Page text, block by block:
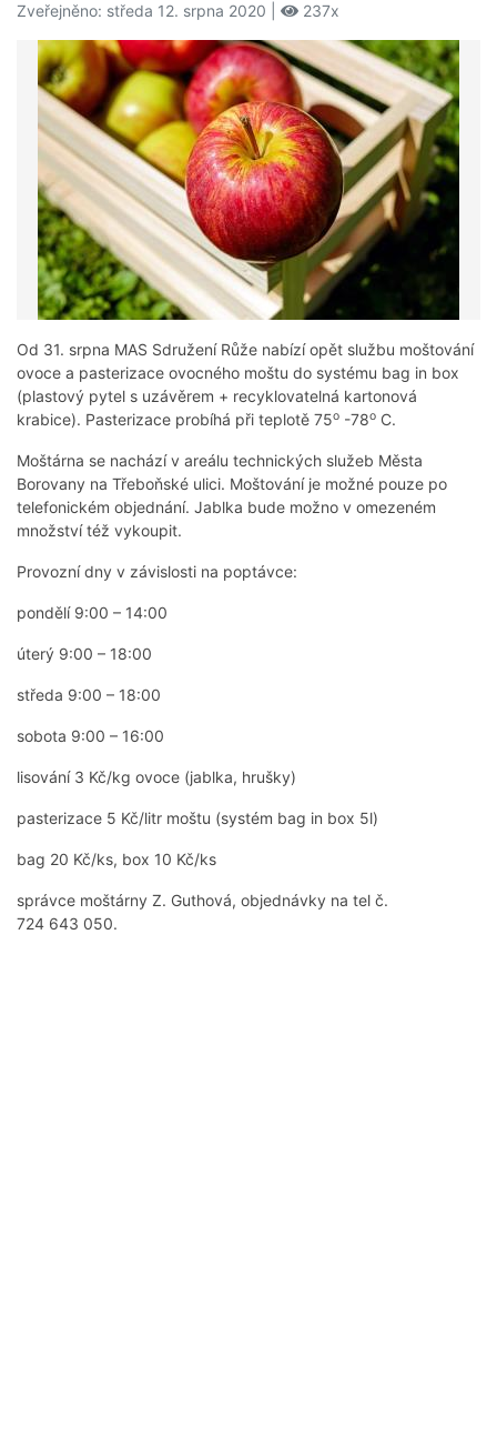
Zveřejněno: středa 12. srpna 2020 |
237x
Od 31. srpna MAS Sdružení Růže nabízí opět službu moštování
ovoce a pasterizace ovocného moštu do systému bag in box
(plastový pytel s uzávěrem + recyklovatelná kartonová
krabice). Pasterizace probíhá při teplotě 75o -78o C.
Moštárna se nachází v areálu technických služeb Města
Borovany na Třeboňské ulici. Moštování je možné pouze po
telefonickém objednání. Jablka bude možno v omezeném
množství též vykoupit.
Provozní dny v závislosti na poptávce:
pondělí 9:00 – 14:00
úterý 9:00 – 18:00
středa 9:00 – 18:00
sobota 9:00 – 16:00
lisování 3 Kč/kg ovoce (jablka, hrušky)
pasterizace 5 Kč/litr moštu (systém bag in box 5l)
bag 20 Kč/ks, box 10 Kč/ks
správce moštárny Z. Guthová, objednávky na tel č.
724 643 050.